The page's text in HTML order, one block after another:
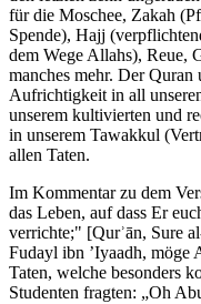
für die Moschee, Zakah
Spende), Hajj
dem Wege Allahs), Reue,
manches mehr. Der Quran
Aufrichtigkeit in all
unserem kultivierten und
in unserem Tawakkul
allen Taten.
Im Kommentar zu dem
das Leben, auf dass Er
verrichte;" [Qurʾān, Sure
Fudayl ibn ’Iyaadh, möge
Taten, welche besonders
Studenten fragten: „Oh